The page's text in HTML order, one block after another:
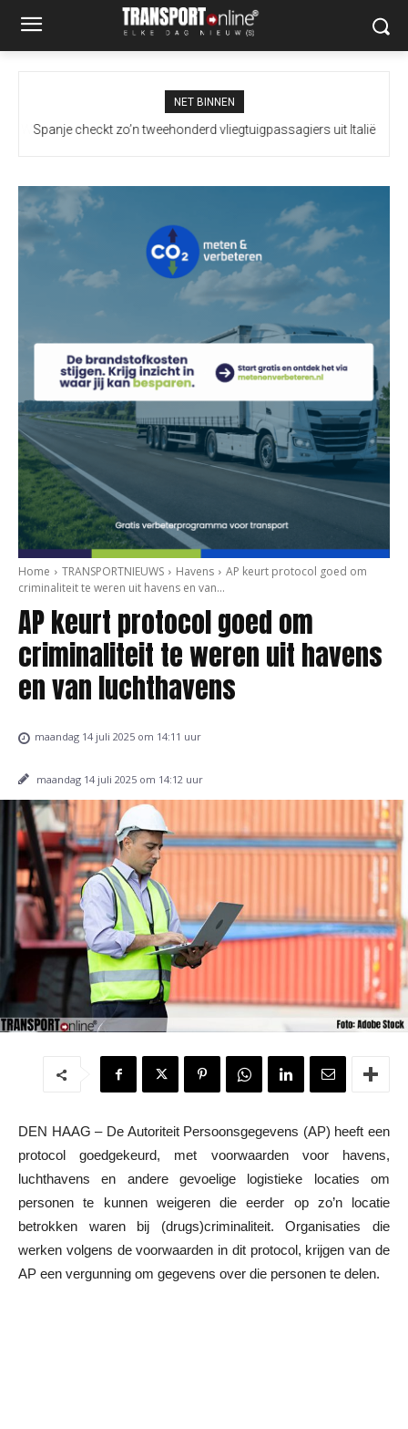
NET BINNEN
Spanje checkt zo’n tweehonderd vliegtuigpassagiers uit Italië
Home TRANSPORTNIEUWS Havens
AP keurt protocol goed om
criminaliteit te weren uit havens en van...
AP keurt protocol goed om
criminaliteit te weren uit havens
en van luchthavens
maandag 14 juli 2025 om 14:11 uur
maandag 14 juli 2025 om 14:12 uur
DEN HAAG – De Autoriteit Persoonsgegevens (AP) heeft een
protocol goedgekeurd, met voorwaarden voor havens,
luchthavens en andere gevoelige logistieke locaties om
personen te kunnen weigeren die eerder op zo’n locatie
betrokken waren bij (drugs)criminaliteit. Organisaties die
werken volgens de voorwaarden in dit protocol, krijgen van de
AP een vergunning om gegevens over die personen te delen.